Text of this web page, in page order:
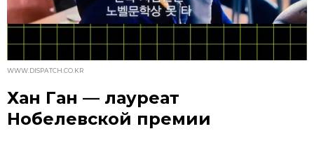
WWW.DISPATCH.CO.KR
Хан Ган — лауреат
Нобелевской премии